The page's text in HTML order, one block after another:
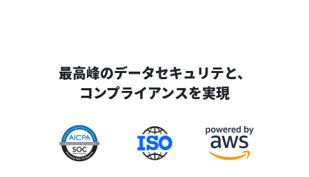
最高峰のデータセキュリテと、
コンプライアンスを実現